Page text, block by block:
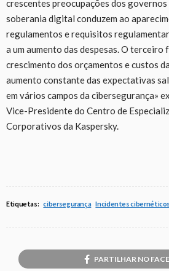
crescentes preocupações dos
soberania digital conduzem ao
regulamentos e requisitos
a um aumento das despesas. O
crescimento dos orçamentos e custos
aumento constante das expectativas
em vários campos da cibersegurança»
Vice-Presidente do Centro de
Corporativos da Kaspersky.
Etiquetas: cibersegurança Incidentes cibernéticos
PARTILHAR NO